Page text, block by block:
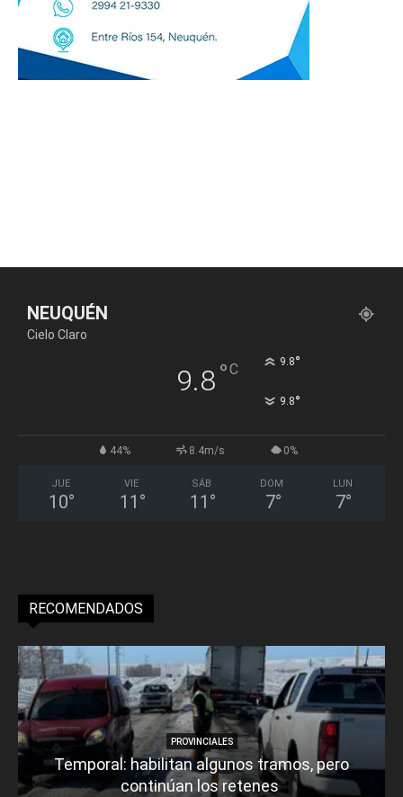
NEUQUÉN
Cielo Claro
9.8°C 9.8°
9.8°
44% 8.4m/s 0%
JUE
10°
VIE
11 °
SÁB
11 °
DOM
7°
LUN
7°
RECOMENDADOS
PROVINCIALES
Temporal: habilitan algunos tramos, pero
continúan los retenes